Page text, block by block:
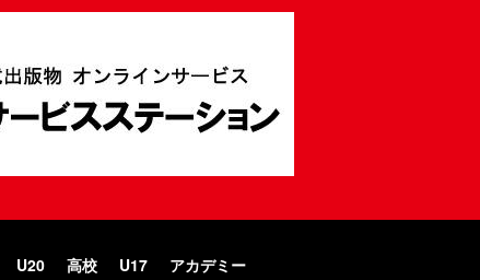
U20 高校 U17 アカデミー